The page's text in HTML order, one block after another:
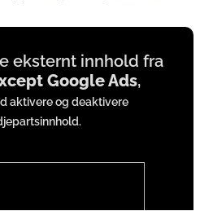
eksternt innhold fra
Google Ads,
aktivere og deaktivere